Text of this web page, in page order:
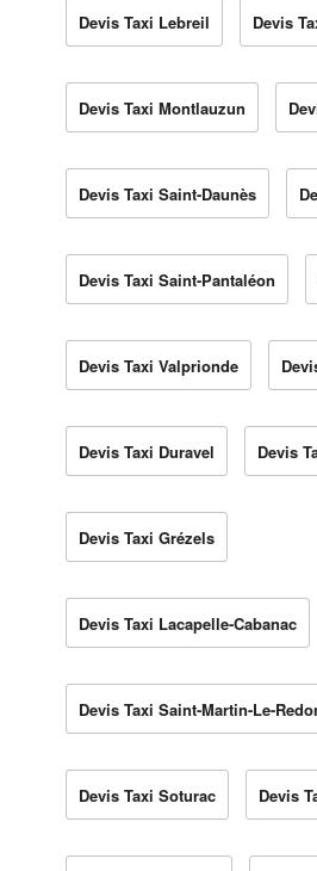
Devis Taxi Lebreil Devis
Devis Taxi Montlauzun
Devis Taxi Saint-Daunès
Devis Taxi Saint-Pantaléon
Devis Taxi Valprionde
Devis Taxi Duravel Devis
Devis Taxi Grézels
Devis Taxi Lacapelle-Cabanac
Devis Taxi Saint-Martin-Le-
Devis Taxi Soturac Devis